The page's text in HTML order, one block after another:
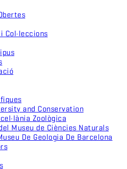
Col·leccions
and Conservation
Zoològica
Museu de Ciències Naturals
De Geologia De Barcelona